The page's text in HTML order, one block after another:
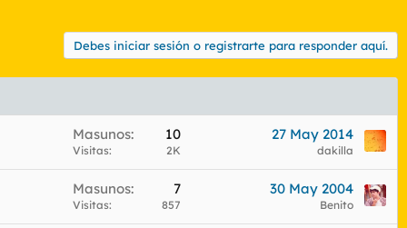
Debes iniciar sesión o registrarte para responder aquí.
Masunos 10
Visitas 2K
27 May 2014
dakilla
Masunos 7
Visitas 857
30 May 2004
Benito